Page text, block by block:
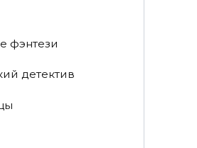
фэнтези
детектив